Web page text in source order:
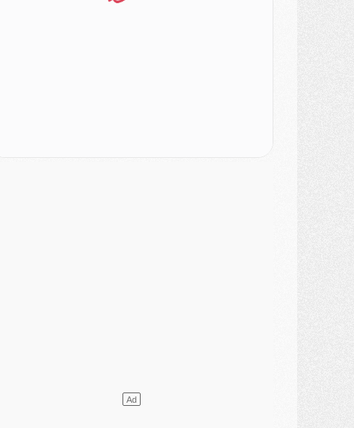
- Déguisements, shopping, double scouting, Luis Campos dévoile ses méthodes
- Kroupi retiré du mercato